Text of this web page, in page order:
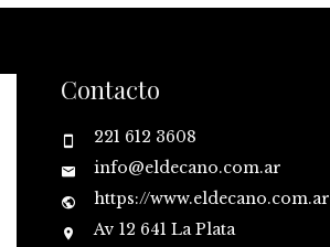
Contacto
221 612 3608
info@eldecano.com.ar
https://www.eldecano.com.ar
Av 12 641 La Plata